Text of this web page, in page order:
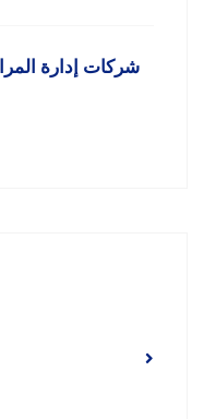
شركات إدارة